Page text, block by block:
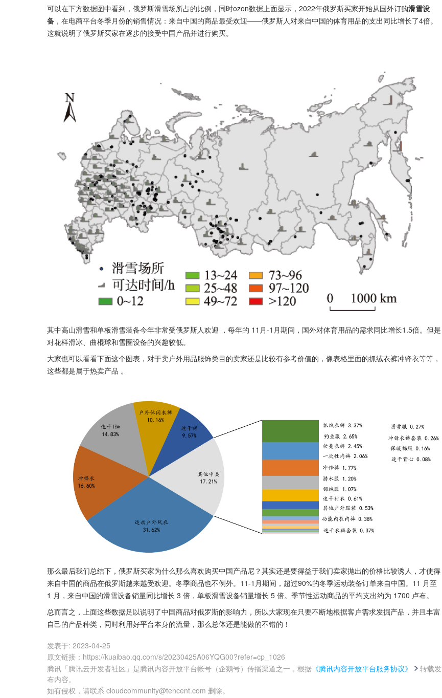
可以在下方数据图中看到，俄罗斯滑雪场所占的比例，同时ozon数据上面显示，2022年俄罗斯买家开始从国外订购滑雪设
备 ，在电商平台冬季月份的销售情况：来自中国的商品最受欢迎——俄罗斯人对来自中国的体育用品的支出同比增长了4倍。
这就说明了俄罗斯买家在逐步的接受中国产品并进行购买。
其中高山滑雪和单板滑雪装备今年非常受俄罗斯人欢迎 ，每年的 11月-1月期间，国外对体育用品的需求同比增长1.5倍。但是
对花样滑冰、曲棍球和雪圈设备的兴趣较低。
大家也可以看看下面这个图表，对于卖户外用品服饰类目的卖家还是比较有参考价值的，像表格里面的抓绒衣裤冲锋衣等等，
这些都是属于热卖产品 。
那么最后我们总结下，俄罗斯买家为什么那么喜欢购买中国产品尼？其实还是要得益于我们卖家抛出的价格比较诱人，才使得
来自中国的商品在俄罗斯越来越受欢迎。冬季商品也不例外。11-1月期间，超过90%的冬季运动装备订单来自中国。11 月至
1 月，来自中国的滑雪设备销量同比增长 3 倍，单板滑雪设备销量增长 5 倍。季节性运动商品的平均支出约为 1700 卢布。
总而言之，上面这些数据足以说明了中国商品对俄罗斯的影响力，所以大家现在只要不断地根据客户需求发掘产品，并且丰富
自己的产品种类，同时利用好平台本身的流量，那么总体还是能做的不错的！
发表于: 2023-04-25
原文链接 ： https://kuaibao.qq.com/s/20230425A06YQG00?refer=cp_1026
腾讯「腾讯云开发者社区」是腾讯内容开放平台帐号（企鹅号）传播渠道之一，根据 《腾讯内容开放平台服务协议》
转载发
布内容。
如有侵权，请联系 cloudcommunity@tencent.com 删除。